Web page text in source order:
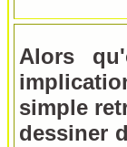
Alors
simple
dessiner